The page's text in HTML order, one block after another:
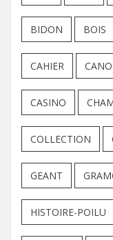
BIDON BOIS
CAHIER
CASINO
COLLECTION
GEANT
HISTOIRE-POILU